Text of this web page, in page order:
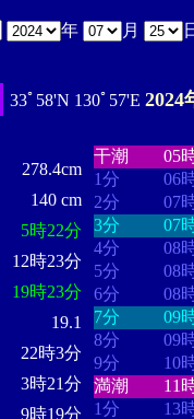
年 月
33ﾟ58'N 130ﾟ57'E 2024
278.4cm
140 cm
5時22分
12時23分
19時23分
19.1
22時3分
3時21分
9時19分
干潮
05
1分
06
2分
07
3分
07
4分
08
5分
08
6分
08
7分
09
8分
09
9分
10
満潮
11
1分
13